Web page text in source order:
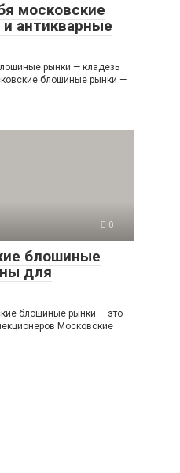
московские
антикварные
рынки — кладезь
блошиные рынки —
0
блошиные
для
блошиные рынки — это
Московские